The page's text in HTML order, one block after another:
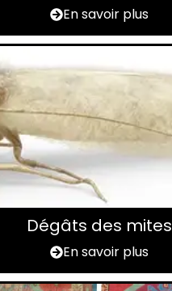
En savoir plus
Dégâts des mites
En savoir plus